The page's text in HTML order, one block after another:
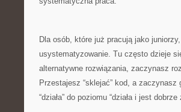
Dla osób, które już pracują jako
usystematyzowanie. Tu często dzieje
alternatywne rozwiązania, zaczynasz
Przestajesz “sklejać” kod, a
“działa” do poziomu “działa i jest dobrze